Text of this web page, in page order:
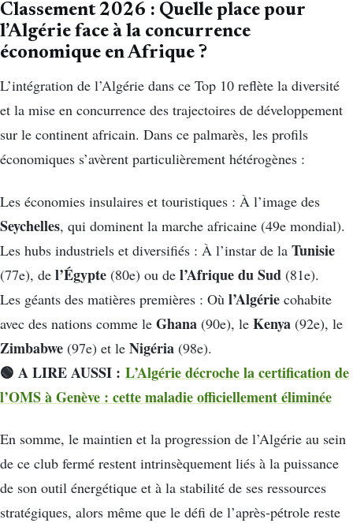
Classement 2026 : Quelle place pour
l’Algérie face à la concurrence
économique en Afrique ?
L’intégration de l’Algérie dans ce Top 10 reflète la diversité
et la mise en concurrence des trajectoires de développement
sur le continent africain. Dans ce palmarès, les profils
économiques s’avèrent particulièrement hétérogènes :
Les économies insulaires et touristiques : À l’image des
Seychelles, qui dominent la marche africaine (49e mondial).
Les hubs industriels et diversifiés : À l’instar de la Tunisie
(77e), de l’Égypte (80e) ou de l’Afrique du Sud (81e).
Les géants des matières premières : Où l’Algérie cohabite
avec des nations comme le Ghana (90e), le Kenya (92e), le
Zimbabwe (97e) et le Nigéria (98e).
🟢 A LIRE AUSSI : L’Algérie décroche la certification de
l’OMS à Genève : cette maladie officiellement éliminée
En somme, le maintien et la progression de l’Algérie au sein
de ce club fermé restent intrinsèquement liés à la puissance
de son outil énergétique et à la stabilité de ses ressources
stratégiques, alors même que le défi de l’après-pétrole reste